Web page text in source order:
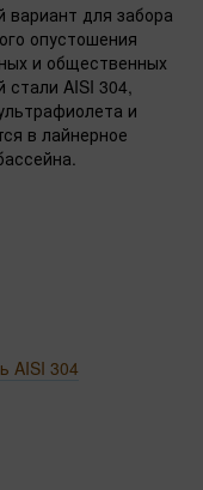
вариант для забора
опустошения
и общественных
AISI 304,
и
в лайнерное
AISI 304